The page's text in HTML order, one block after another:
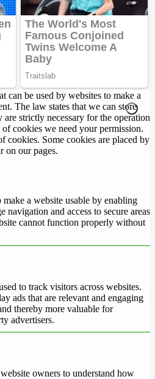
can be used by websites to make a
The law states that we can store
strictly necessary for the operation
cookies we need your permission.
cookies. Some cookies are placed by
on our pages.
make a website usable by enabling
navigation and access to secure areas
cannot function properly without
to track visitors across websites.
ads that are relevant and engaging
thereby more valuable for
advertisers.
owners to understand how